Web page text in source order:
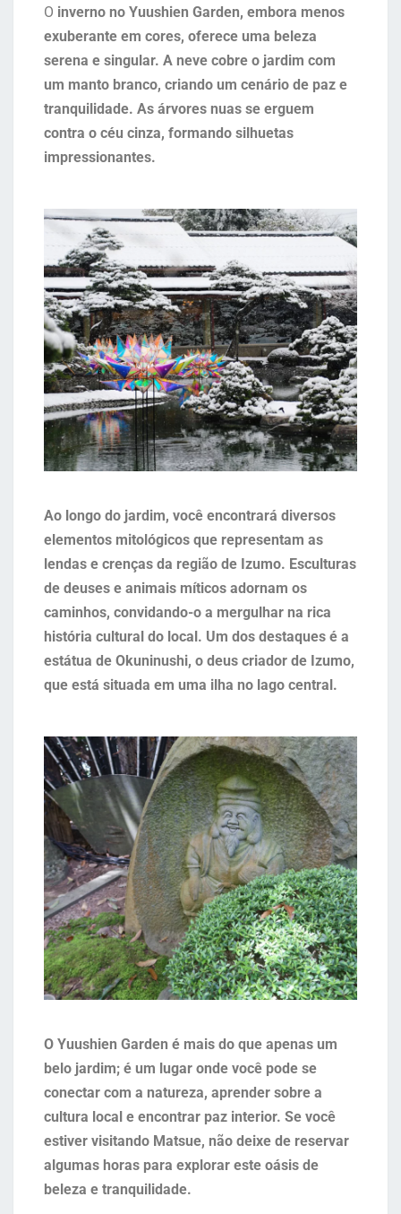
O inverno no Yuushien Garden, embora menos
exuberante em cores, oferece uma beleza
serena e singular. A neve cobre o jardim com
um manto branco, criando um cenário de paz e
tranquilidade. As árvores nuas se erguem
contra o céu cinza, formando silhuetas
impressionantes.
Ao longo do jardim, você encontrará diversos
elementos mitológicos que representam as
lendas e crenças da região de Izumo. Esculturas
de deuses e animais míticos adornam os
caminhos, convidando-o a mergulhar na rica
história cultural do local. Um dos destaques é a
estátua de Okuninushi, o deus criador de Izumo,
que está situada em uma ilha no lago central.
O Yuushien Garden é mais do que apenas um
belo jardim; é um lugar onde você pode se
conectar com a natureza, aprender sobre a
cultura local e encontrar paz interior. Se você
estiver visitando Matsue, não deixe de reservar
algumas horas para explorar este oásis de
beleza e tranquilidade.